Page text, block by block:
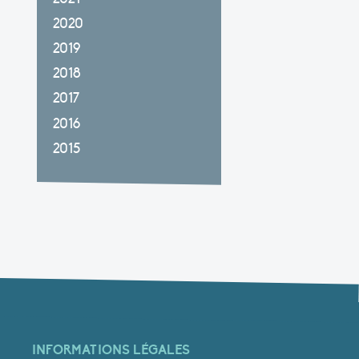
2020
2019
2018
2017
2016
2015
INFORMATIONS LÉGALES